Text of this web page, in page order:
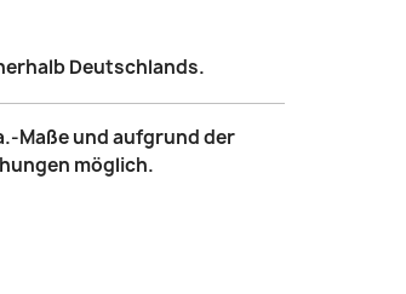
Deutschlands.
Maße und aufgrund der
möglich.